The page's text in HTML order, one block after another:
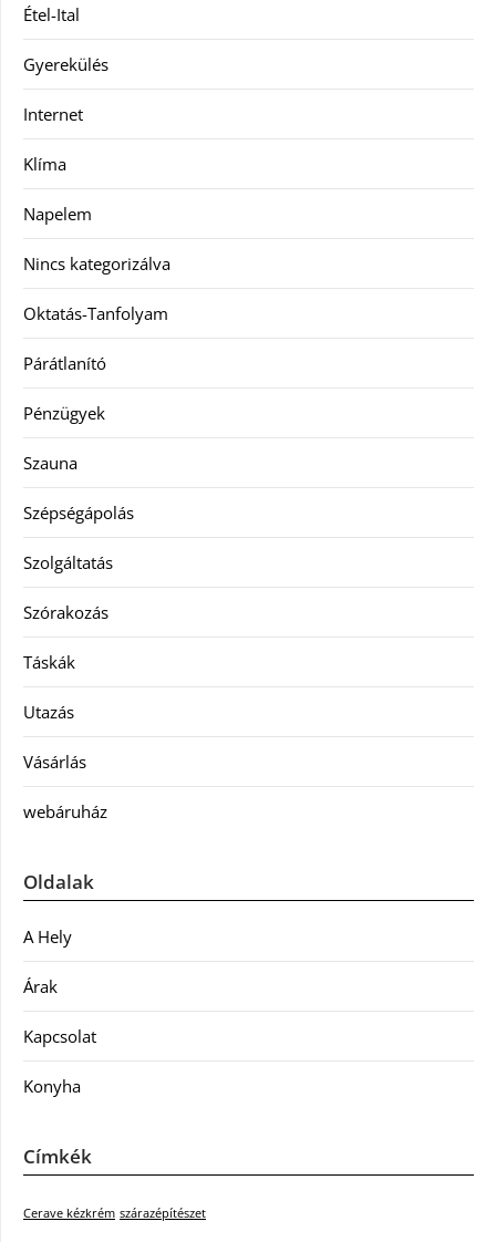
Étel-Ital
Gyerekülés
Internet
Klíma
Napelem
Nincs kategorizálva
Oktatás-Tanfolyam
Párátlanító
Pénzügyek
Szauna
Szépségápolás
Szolgáltatás
Szórakozás
Táskák
Utazás
Vásárlás
webáruház
Oldalak
A Hely
Árak
Kapcsolat
Konyha
Címkék
Cerave kézkrém szárazépítészet